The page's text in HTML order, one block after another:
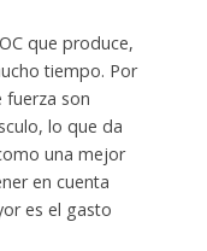
que produce,
tiempo. Por
son
lo que da
una mejor
en cuenta
es el gasto